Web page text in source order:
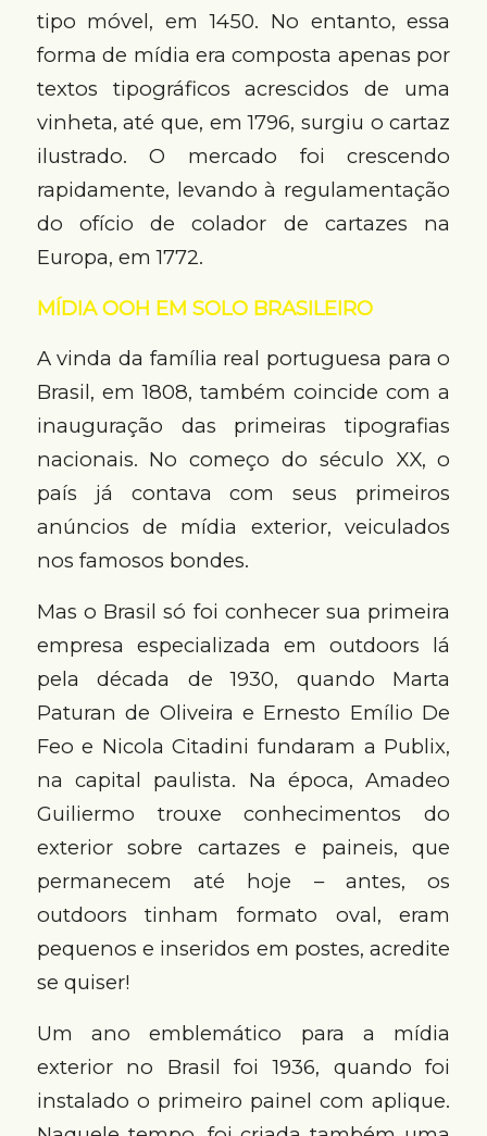
tipo móvel, em 1450. No entanto, essa
forma de mídia era composta apenas por
textos tipográficos acrescidos de uma
vinheta, até que, em 1796, surgiu o cartaz
ilustrado. O mercado foi crescendo
rapidamente, levando à regulamentação
do ofício de colador de cartazes na
Europa, em 1772.
MÍDIA OOH EM SOLO BRASILEIRO
A vinda da família real portuguesa para o
Brasil, em 1808, também coincide com a
inauguração das primeiras tipografias
nacionais. No começo do século XX, o
país já contava com seus primeiros
anúncios de mídia exterior, veiculados
nos famosos bondes.
Mas o Brasil só foi conhecer sua primeira
empresa especializada em outdoors lá
pela década de 1930, quando Marta
Paturan de Oliveira e Ernesto Emílio De
Feo e Nicola Citadini fundaram a Publix,
na capital paulista. Na época, Amadeo
Guiliermo trouxe conhecimentos do
exterior sobre cartazes e paineis, que
permanecem até hoje – antes, os
outdoors tinham formato oval, eram
pequenos e inseridos em postes, acredite
se quiser!
Um ano emblemático para a mídia
exterior no Brasil foi 1936, quando foi
instalado o primeiro painel com aplique.